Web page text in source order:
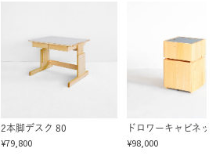
2本脚デスク 80
¥79,800
ドロワーキャビネッ
¥98,000